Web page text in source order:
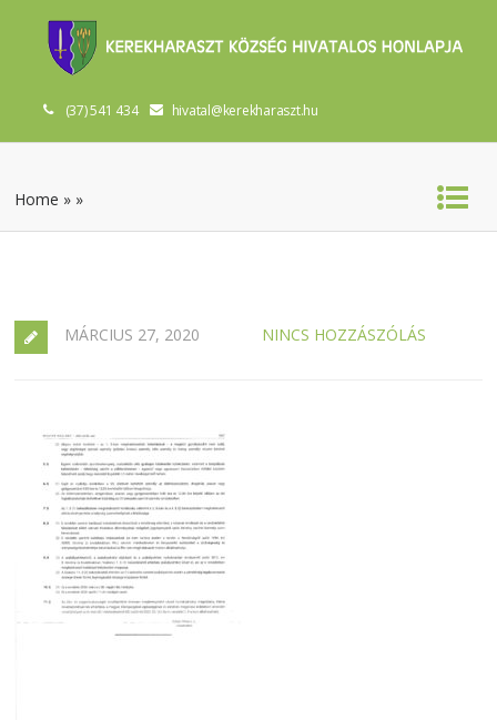
(37) 541 434 hivatal@kerekharaszt.hu
Home » »
MÁRCIUS 27, 2020 NINCS HOZZÁSZÓLÁS